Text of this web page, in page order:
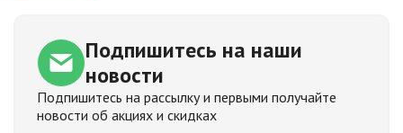
Подпишитесь на наши
новости
Подпишитесь на рассылку и первыми получайте
новости об акциях и скидках